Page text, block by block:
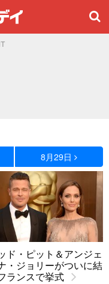
8月29日
ド・ピット＆アンジェ
・ジョリーがついに結
ランスで挙式